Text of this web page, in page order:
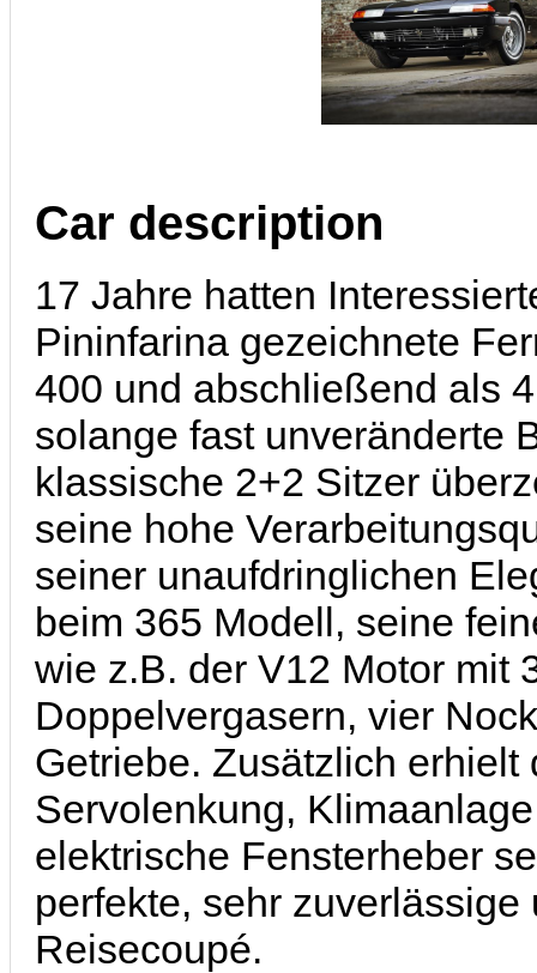
Car description
17 Jahre hatten
Pininfarina gezeichnete
400 und abschließend als
solange fast unveränderte
klassische 2+2 Sitzer
seine hohe
seiner unaufdringlichen
beim 365 Modell, seine
wie z.B. der V12 Motor mit
Doppelvergasern, vier
Getriebe. Zusätzlich
Servolenkung,
elektrische Fensterheber
perfekte, sehr
Reisecoupé.